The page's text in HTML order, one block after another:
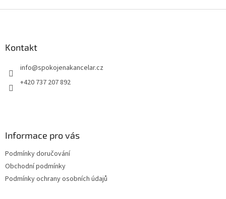
Kontakt
info@spokojenakancelar.cz
+420 737 207 892
Informace pro vás
Podmínky doručování
Obchodní podmínky
Podmínky ochrany osobních údajů